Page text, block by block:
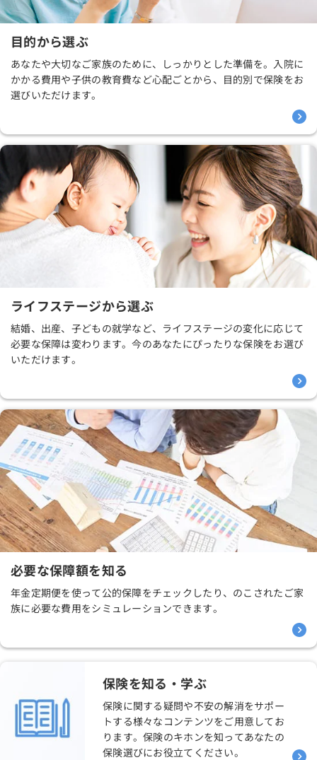
目的から選ぶ
あなたや大切なご家族のために、しっかりとした準備を。入院に
かかる費用や子供の教育費など心配ごとから、目的別で保険をお
選びいただけます。
ライフステージから選ぶ
結婚、出産、子どもの就学など、ライフステージの変化に応じて
必要な保障は変わります。今のあなたにぴったりな保険をお選び
いただけます。
必要な保障額を知る
年金定期便を使って公的保障をチェックしたり、のこされたご家
族に必要な費用をシミュレーションできます。
保険を知る・学ぶ
保険に関する疑問や不安の解消をサポー
トする様々なコンテンツをご用意してお
ります。保険のキホンを知ってあなたの
保険選びにお役立てください。